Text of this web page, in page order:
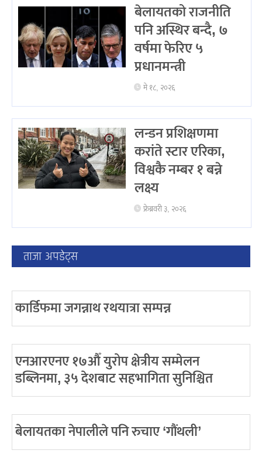
बेलायतको राजनीति
पनि अस्थिर बन्दै, ७
वर्षमा फेरिए ५
प्रधानमन्त्री
मे १८, २०२६
लन्डन प्रशिक्षणमा
करांते स्टार एरिका,
विश्वकै नम्बर १ बन्ने
लक्ष्य
फ्रेब्रवरी ३, २०२६
ताजा अपडेट्स
कार्डिफमा जगन्नाथ रथयात्रा सम्पन्न
एनआरएनए १७औँ युरोप क्षेत्रीय सम्मेलन
डब्लिनमा, ३५ देशबाट सहभागिता सुनिश्चित
बेलायतका नेपालीले पनि रुचाए ‘गौंथली’